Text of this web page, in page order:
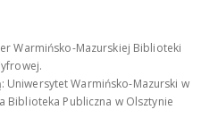
Warmińsko-Mazurskiej Biblioteki
Uniwersytet Warmińsko-Mazurski w
Biblioteka Publiczna w Olsztynie